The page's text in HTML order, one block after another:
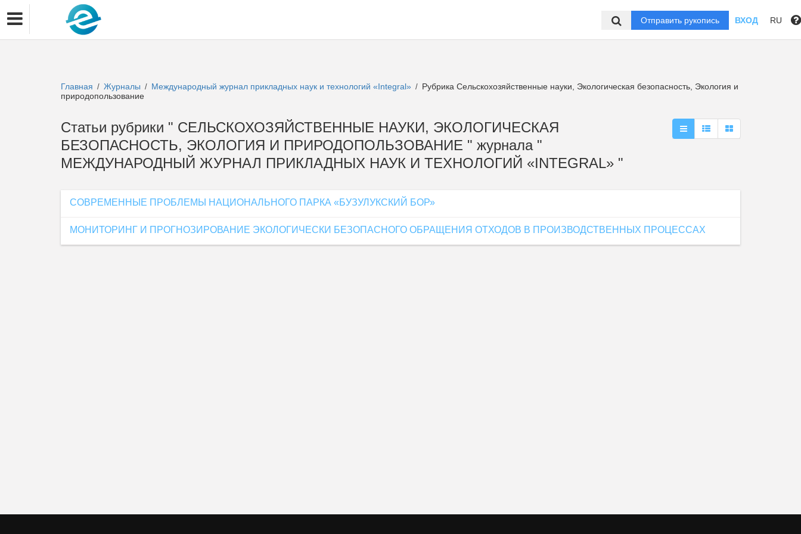
Отправить рукопись ВХОД RU
Главная / Журналы / Международный журнал прикладных наук и технологий «Integral» / Рубрика Сельскохозяйственные науки, Экологическая безопасность, Экология и
природопользование
Статьи рубрики " СЕЛЬСКОХОЗЯЙСТВЕННЫЕ НАУКИ, ЭКОЛОГИЧЕСКАЯ
БЕЗОПАСНОСТЬ, ЭКОЛОГИЯ И ПРИРОДОПОЛЬЗОВАНИЕ " журнала "
МЕЖДУНАРОДНЫЙ ЖУРНАЛ ПРИКЛАДНЫХ НАУК И ТЕХНОЛОГИЙ «INTEGRAL» "
СОВРЕМЕННЫЕ ПРОБЛЕМЫ НАЦИОНАЛЬНОГО ПАРКА «БУЗУЛУКСКИЙ БОР»
МОНИТОРИНГ И ПРОГНОЗИРОВАНИЕ ЭКОЛОГИЧЕСКИ БЕЗОПАСНОГО ОБРАЩЕНИЯ ОТХОДОВ В ПРОИЗВОДСТВЕННЫХ ПРОЦЕССАХ